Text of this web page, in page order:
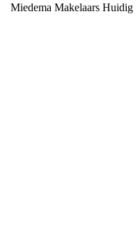
Miedema Makelaars Huidig